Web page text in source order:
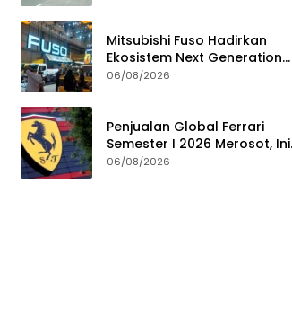
Mitsubishi Fuso Hadirkan
Ekosistem Next Generation
Zero Down Time di GIIAS 2026
06/08/2026
Penjualan Global Ferrari
Semester I 2026 Merosot, Ini
Penyebabnya
06/08/2026